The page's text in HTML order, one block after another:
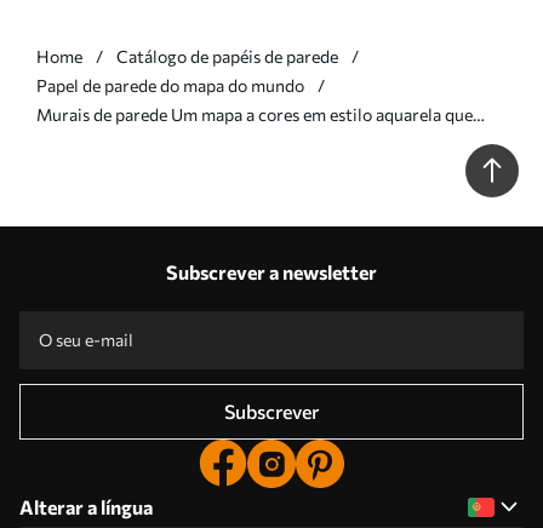
Home
Catálogo de papéis de parede
Papel de parede do mapa do mundo
Murais de parede Um mapa a cores em estilo aquarela que
Subscrever a newsletter
Subscrever
Alterar a língua